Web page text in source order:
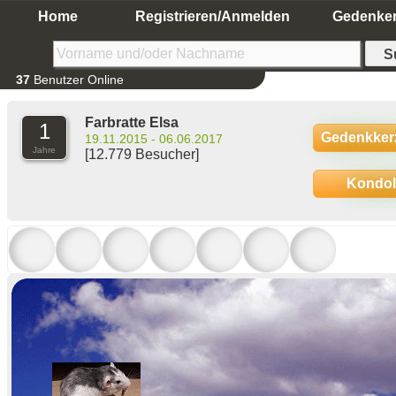
Home Registrieren/Anmelden
37 Benutzer Online
1
Jahre
Farbratte Elsa
19.11.2015 - 06.06.2017
[12.779 Besucher]